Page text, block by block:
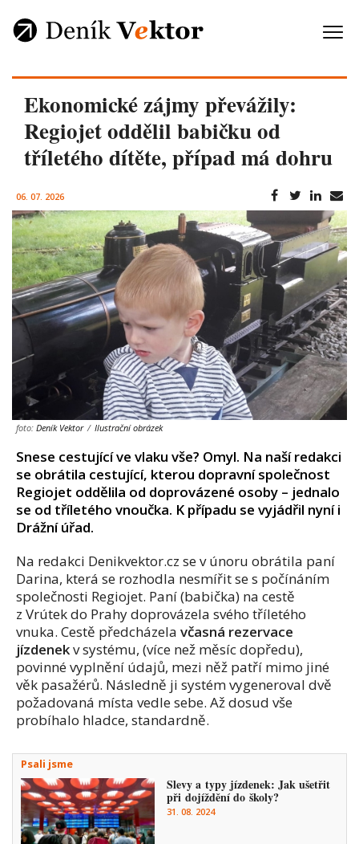
Ekonomické zájmy převážily:
Regiojet oddělil babičku od
tříletého dítěte, případ má dohru
06. 07. 2026
foto: Deník Vektor / Ilustrační obrázek
Snese cestující ve vlaku vše? Omyl. Na naší redakci
se obrátila cestující, kterou dopravní společnost
Regiojet oddělila od doprovázené osoby – jednalo
se od tříletého vnoučka. K případu se vyjádřil nyní i
Drážní úřad.
Na redakci Denikvektor.cz se v únoru obrátila paní
Darina, která se rozhodla nesmířit se s počínáním
společnosti Regiojet. Paní (babička) na cestě
z Vrútek do Prahy doprovázela svého tříletého
vnuka. Cestě předcházela včasná rezervace
jízdenekv systému, (více než měsíc dopředu),
povinné vyplnění údajů, mezi něž patří mimo jiné
věk pasažérů. Následně ji systém vygeneroval dvě
požadovaná místa vedle sebe. Až dosud vše
probíhalo hladce, standardně.
Psali jsme
Slevy a typy jízdenek: Jak ušetřit
při dojíždění do školy?
31. 08. 2024